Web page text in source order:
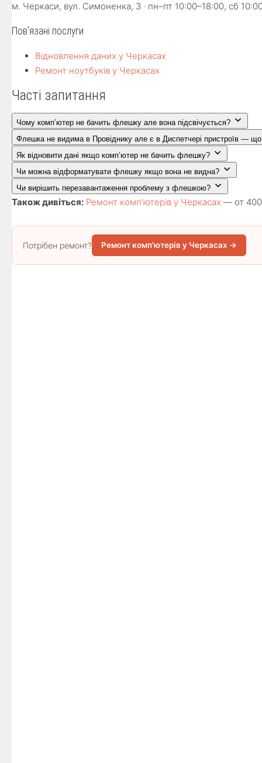
м. Черкаси, вул. Симоненка, 3 · пн–пт 10:00–18:00, сб
Пов’язані послуги
Відновлення даних у Черкасах
Ремонт ноутбуків у Черкасах
Часті запитання
Чому комп’ютер не бачить флешку але вона підсвічується?
Флешка не видима в Провіднику але є в Диспетчері пристроїв —
Як відновити дані якщо комп’ютер не бачить флешку?
Чи можна відформатувати флешку якщо вона не видна?
Чи вирішить перезавантаження проблему з флешкою?
Також дивіться: Ремонт комп’ютерів у Черкасах — от 400
Потрібен ремонт? Ремонт комп'ютерів у Черкасах →